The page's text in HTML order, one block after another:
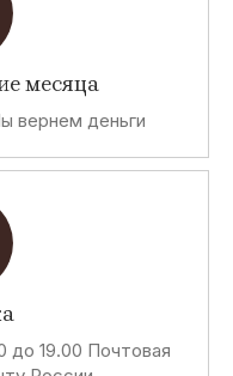
месяца
вернем деньги
до 19.00 Почтовая